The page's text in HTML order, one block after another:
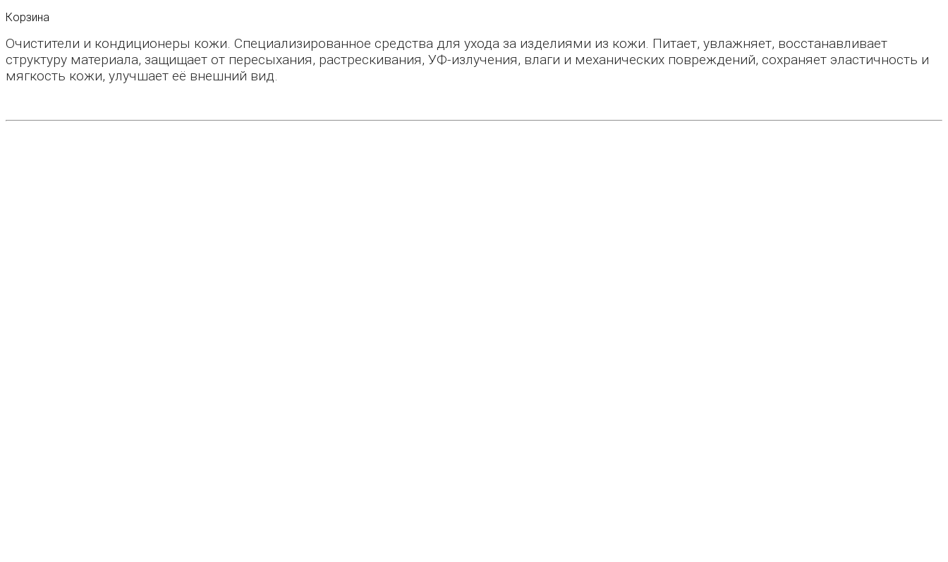
Корзина
Очистители и кондиционеры кожи. Специализированное средства для ухода за изделиями из кожи. Питает, увлажняет, восстанавливает
структуру материала, защищает от пересыхания, растрескивания, УФ-излучения, влаги и механических повреждений, сохраняет эластичность и
мягкость кожи, улучшает её внешний вид.